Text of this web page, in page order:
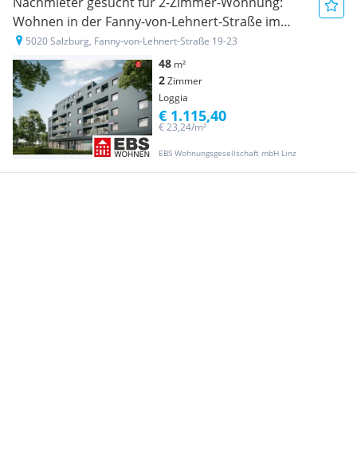
Wohnen in der Fanny-von-Lehnert-Straße im
Zentrum von Salzburg (Erstbezug 2025)
5020 Salzburg, Fanny-von-Lehnert-Straße 19-23
48 m²
2Zimmer
Loggia
EBS Wohnungsgesellschaft mbH Linz
€ 23,24/m²
€ 1.115,40